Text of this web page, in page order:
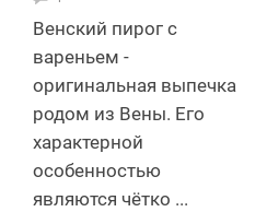
Венский пирог с
вареньем -
оригинальная выпечка
родом из Вены. Его
характерной
особенностью
являются чётко ...